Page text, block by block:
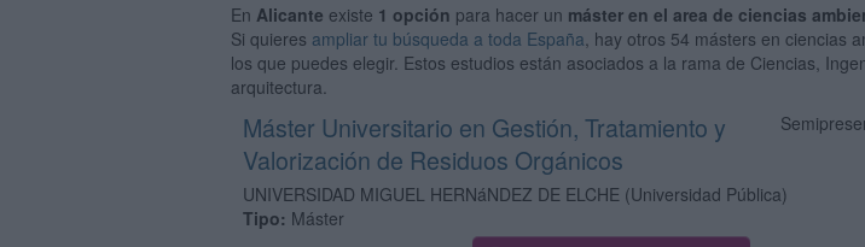
En Alicante existe 1 opción para hacer un máster en el area de ciencias
Si quieres ampliar tu búsqueda a toda España, hay otros 54 másters en ciencias
los que puedes elegir. Estos estudios están asociados a la rama de Ciencias,
arquitectura.
Máster Universitario en Gestión, Tratamiento y
Valorización de Residuos Orgánicos
UNIVERSIDAD MIGUEL HERNáNDEZ DE ELCHE (Universidad Pública)
Tipo: Máster